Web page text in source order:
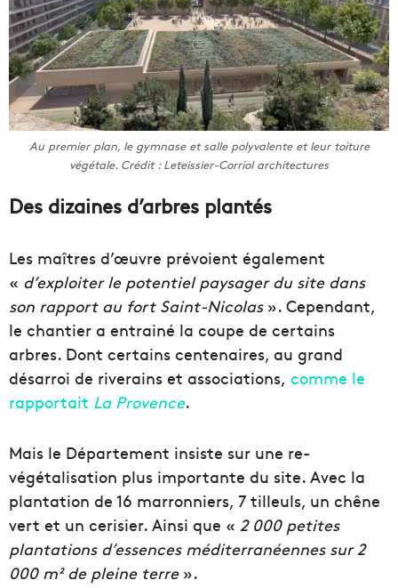
Au premier plan, le gymnase et salle polyvalente et leur toiture
végétale. Crédit : Leteissier-Corriol architectures
Des dizaines d’arbres plantés
Les maîtres d’œuvre prévoient également
« d’exploiter le potentiel paysager du site dans
son rapport au fort Saint-Nicolas». Cependant,
le chantier a entrainé la coupe de certains
arbres. Dont certains centenaires, au grand
désarroi de riverains et associations, comme le
rapportait La Provence.
Mais le Département insiste sur une re-
végétalisation plus importante du site. Avec la
plantation de 16 marronniers, 7 tilleuls, un chêne
vert et un cerisier. Ainsi que « 2 000 petites
plantations d’essences méditerranéennes sur 2
000 m² de pleine terre».